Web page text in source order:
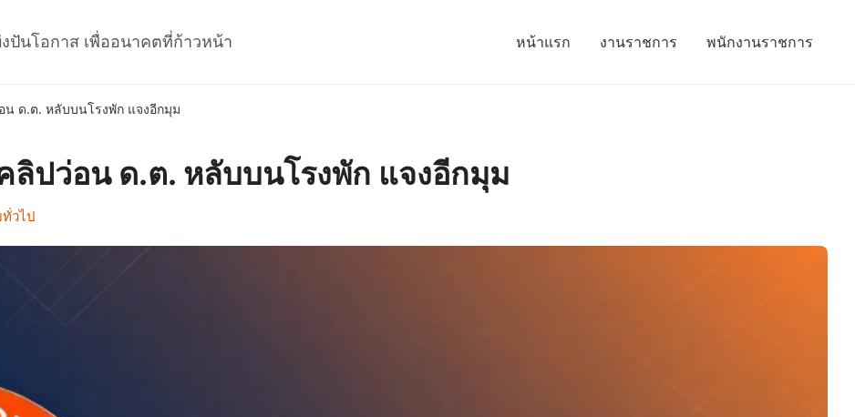
ปันโอกาส เพื่ออนาคตที่ก้าวหน้า หน้าแรก งานราชการ พนักงานราชการ
ด.ต. หลับบนโรงพัก แจงอีกมุม
ปว่อน ด.ต. หลับบนโรงพัก แจงอีกมุม
วไป